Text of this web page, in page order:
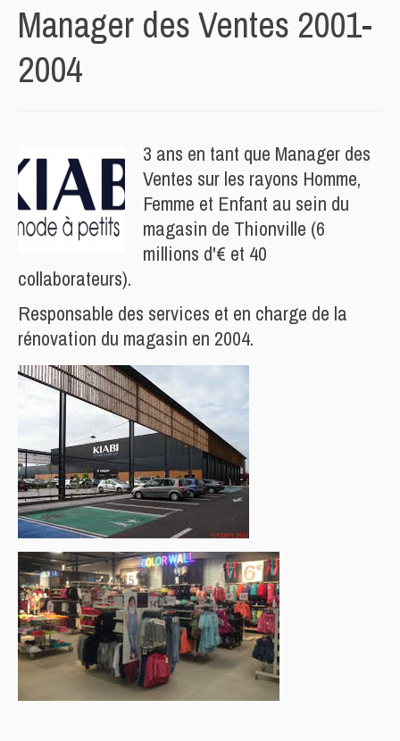
Manager des Ventes 2001-
2004
3 ans en tant que Manager des
Ventes sur les rayons Homme,
Femme et Enfant au sein du
magasin de Thionville (6
millions d'€ et 40
collaborateurs).
Responsable des services et en charge de la
rénovation du magasin en 2004.